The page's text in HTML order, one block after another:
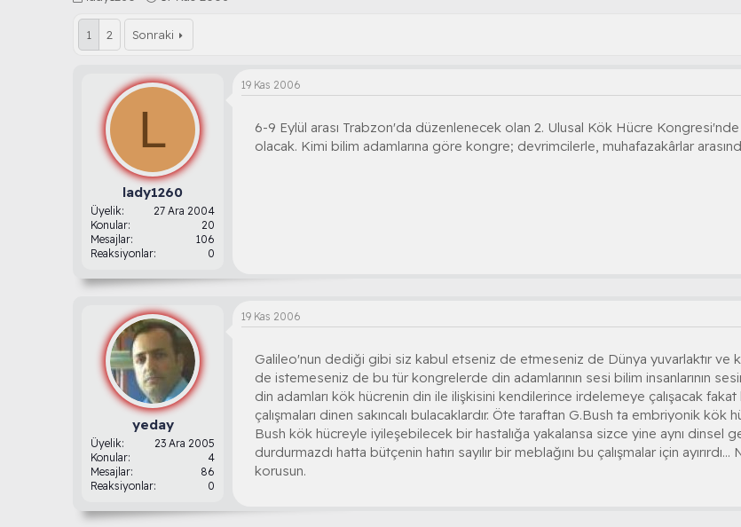
b
n
l
n
g
r
i
i
1 2 Sonraki
L
lady1260
Üyelik
27 Ara 2004
Konular
20
Mesajlar
106
Reaksiyonlar
0
19 Kas 2006
6-9 Eylül arası Trabzon'da düzenlenecek olan 2. Ulusal Kök Hücre
olacak. Kimi bilim adamlarına göre kongre; devrimcilerle, muhafazakârlar
yeday
Üyelik
23 Ara 2005
Konular
4
Mesajlar
86
Reaksiyonlar
0
19 Kas 2006
Galileo'nun dediği gibi siz kabul etseniz de etmeseniz de Dünya yuvarlaktır ve
de istemeseniz de bu tür kongrelerde din adamlarının sesi bilim insanlarının
din adamları kök hücrenin din ile ilişkisini kendilerince irdelemeye çalışacak
çalışmaları dinen sakıncalı bulacaklardır. Öte taraftan G.Bush ta embriyonik kök
Bush kök hücreyle iyileşebilecek bir hastalığa yakalansa sizce yine aynı dinsel
durdurmazdı hatta bütçenin hatırı sayılır bir meblağını bu çalışmalar için
korusun.